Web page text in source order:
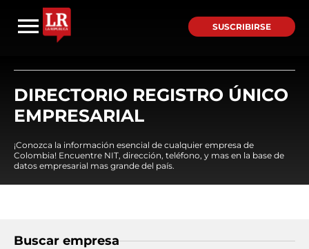
SUSCRIBIRSE
DIRECTORIO REGISTRO ÚNICO
EMPRESARIAL
¡Conozca la información esencial de cualquier empresa de
Colombia! Encuentre NIT, dirección, teléfono, y mas en la base de
datos empresarial mas grande del país.
Buscar empresa